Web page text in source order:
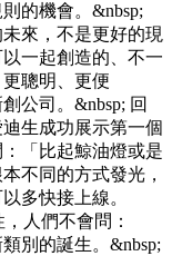
的機會。&nbsp;
來，不是更好的現
一起創造的、不一
聰明、更便
公司。&nbsp; 回
生成功展示第一個
「比起鯨油燈或是
不同的方式發光，
多快接上線。
人們不會問：
別的誕生。&nbsp;